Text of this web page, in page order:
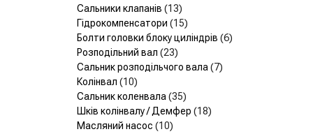
Сальники клапанів (13)
Гідрокомпенсатори (15)
Болти головки блоку циліндрів (6)
Розподільний вал (23)
Сальник розподільчого вала (7)
Колінвал (10)
Сальник коленвала (35)
Шків колінвалу / Демфер (18)
Масляний насос (10)